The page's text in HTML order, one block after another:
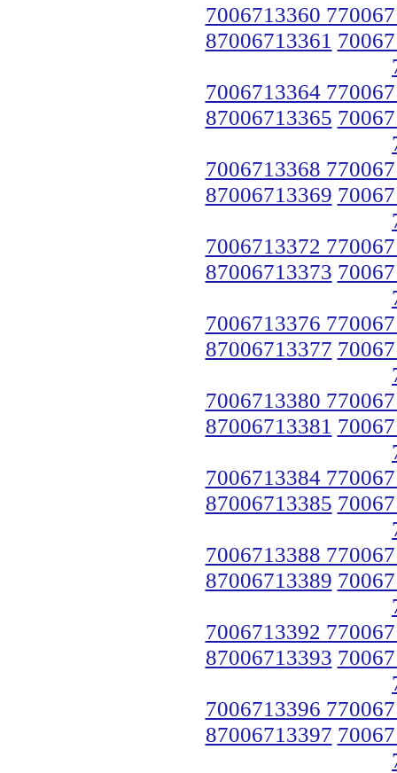
7006713360
87006713361
7006713364
87006713365
7006713368
87006713369
7006713372
87006713373
7006713376
87006713377
7006713380
87006713381
7006713384
87006713385
7006713388
87006713389
7006713392
87006713393
7006713396
87006713397